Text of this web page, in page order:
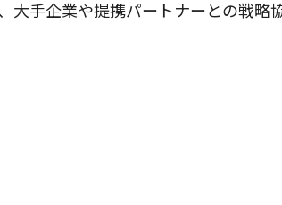
大手企業や提携パートナーとの戦略